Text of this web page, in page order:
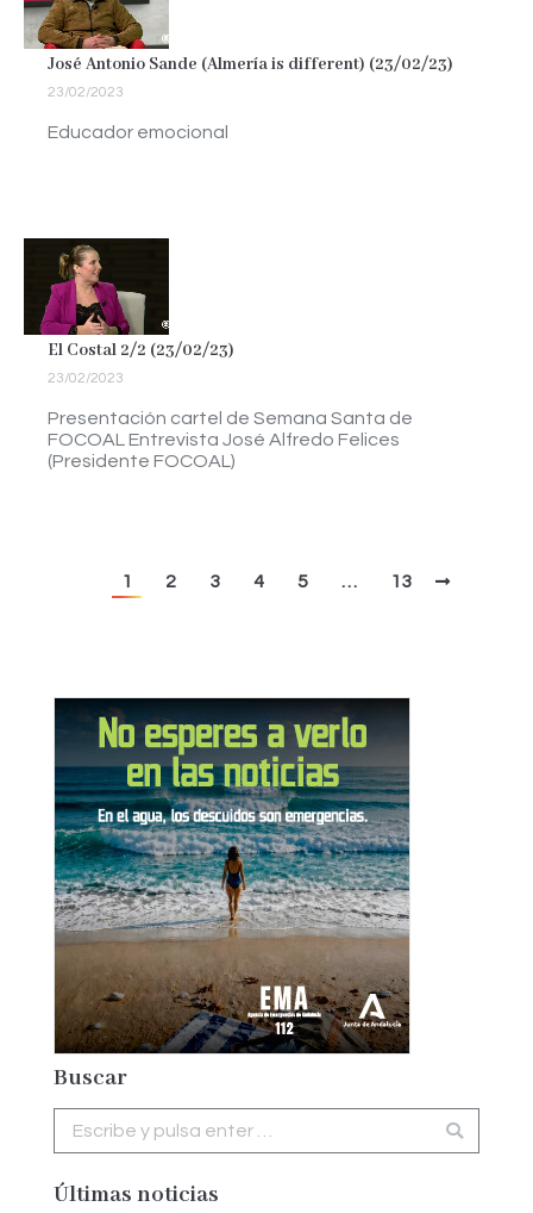
José Antonio Sande (Almería is different) (23/02/23)
23/02/2023
Educador emocional
El Costal 2/2 (23/02/23)
23/02/2023
Presentación cartel de Semana Santa de
FOCOAL Entrevista José Alfredo Felices
(Presidente FOCOAL)
1 2 3 4 5 … 13
Buscar
Últimas noticias